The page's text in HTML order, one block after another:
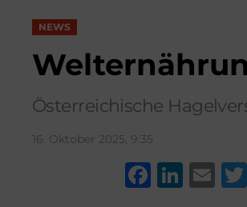
NEWS
Österreichische
16. Oktober 2025, 9:35
F
Li
E